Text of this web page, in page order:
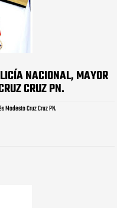
NACIONAL, MAYOR
CRUZ PN.